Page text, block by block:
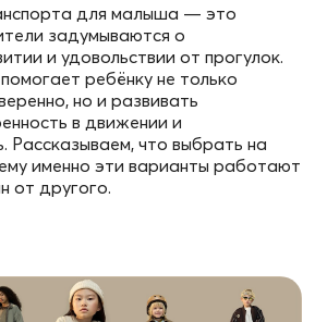
для малыша — это
задумываются о
и удовольствии от прогулок.
ребёнку не только
но и развивать
в движении и
Рассказываем, что выбрать на
именно эти варианты работают
от другого.